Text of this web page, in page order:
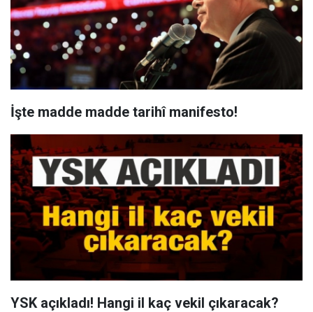
İşte madde madde tarihî manifesto!
YSK açıkladı! Hangi il kaç vekil çıkaracak?